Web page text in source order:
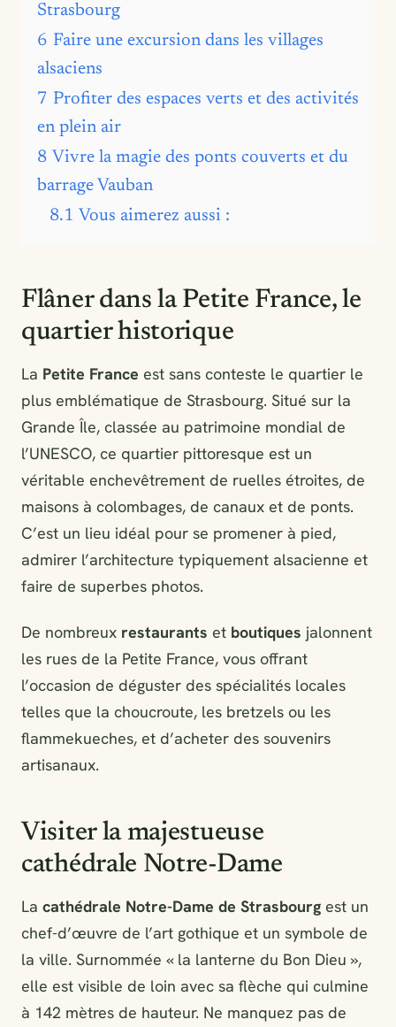
Strasbourg
6 Faire une excursion dans les villages
alsaciens
7 Profiter des espaces verts et des activités
en plein air
8 Vivre la magie des ponts couverts et du
barrage Vauban
8.1 Vous aimerez aussi :
Flâner dans la Petite France, le
quartier historique
La Petite France est sans conteste le quartier le
plus emblématique de Strasbourg. Situé sur la
Grande Île, classée au patrimoine mondial de
l’UNESCO, ce quartier pittoresque est un
véritable enchevêtrement de ruelles étroites, de
maisons à colombages, de canaux et de ponts.
C’est un lieu idéal pour se promener à pied,
admirer l’architecture typiquement alsacienne et
faire de superbes photos.
De nombreux restaurants et boutiques jalonnent
les rues de la Petite France, vous offrant
l’occasion de déguster des spécialités locales
telles que la choucroute, les bretzels ou les
flammekueches, et d’acheter des souvenirs
artisanaux.
Visiter la majestueuse
cathédrale Notre-Dame
La cathédrale Notre-Dame de Strasbourg est un
chef-d’œuvre de l’art gothique et un symbole de
la ville. Surnommée « la lanterne du Bon Dieu »,
elle est visible de loin avec sa flèche qui culmine
à 142 mètres de hauteur. Ne manquez pas de